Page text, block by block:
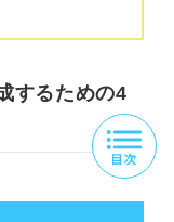
するための4